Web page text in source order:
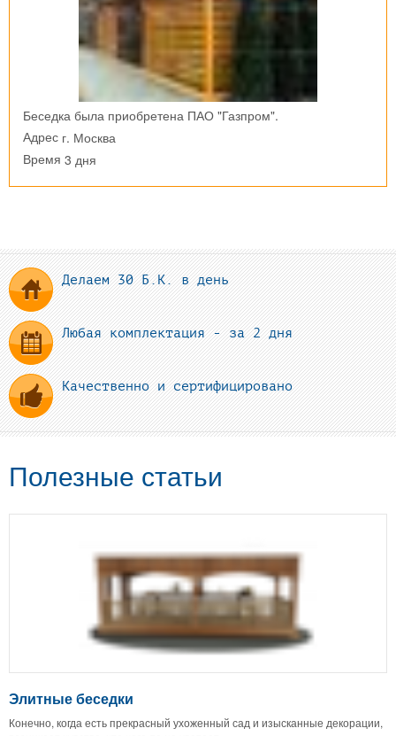
Беседка была приобретена ПАО "Газпром".
Адрес г. Москва
Время 3 дня
Делаем 30 Б.К. в день
Любая комплектация - за 2 дня
Качественно и сертифицировано
Полезные статьи
Элитные беседки
Конечно, когда есть прекрасный ухоженный сад и изысканные декорации,